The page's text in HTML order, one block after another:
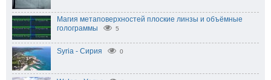
Магия метаповерхностей плоские линзы и объёмные
голограммы
5
Syria - Сирия 0